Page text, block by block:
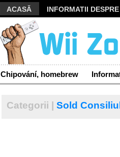
ACASĂ INFORMATII
Chipování, homebrew
Categorii | Sold